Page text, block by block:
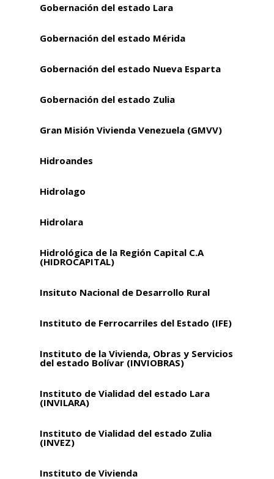
Gobernación del estado Lara
Gobernación del estado Mérida
Gobernación del estado Nueva Esparta
Gobernación del estado Zulia
Gran Misión Vivienda Venezuela (GMVV)
Hidroandes
Hidrolago
Hidrolara
Hidrológica de la Región Capital C.A
(HIDROCAPITAL)
Insituto Nacional de Desarrollo Rural
Instituto de Ferrocarriles del Estado (IFE)
Instituto de la Vivienda, Obras y Servicios
del estado Bolívar (INVIOBRAS)
Instituto de Vialidad del estado Lara
(INVILARA)
Instituto de Vialidad del estado Zulia
(INVEZ)
Instituto de Vivienda